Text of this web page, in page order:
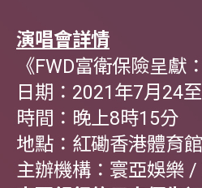
演唱會詳情
《FWD富衛保險呈
日期：2021年7月24
時間：晚上8時15分
地點：紅磡香港體育館
主辦機構：寰亞娛樂